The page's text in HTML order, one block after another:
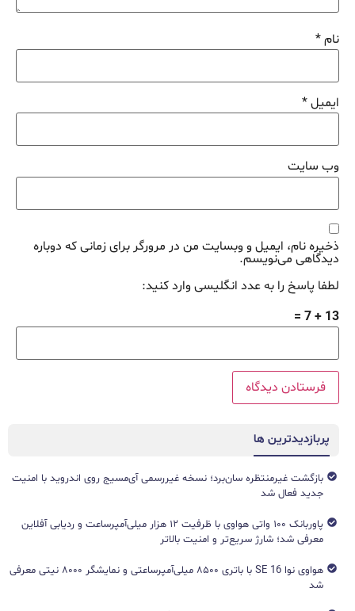
نام*
ایمیل*
وب‌ سایت
ذخیره نام، ایمیل و وبسایت من در مرورگر برای زمانی که دوباره
دیدگاهی می‌نویسم.
لطفا پاسخ را به عدد انگلیسی وارد کنید:
پربازدیدترین ها
بازگشت غیرمنتظره سان‌برد؛ نسخه غیررسمی آی‌مسیج روی اندروید با امنیت
جدید فعال شد
پاوربانک ۱۰۰ واتی هواوی با ظرفیت ۱۲ هزار میلی‌آمپرساعت و ردیابی آفلاین
معرفی شد؛ شارژ سریع‌تر و امنیت بالاتر
هواوی نوا 16 SE با باتری ۸۵۰۰ میلی‌آمپرساعتی و نمایشگر ۸۰۰۰ نیتی معرفی